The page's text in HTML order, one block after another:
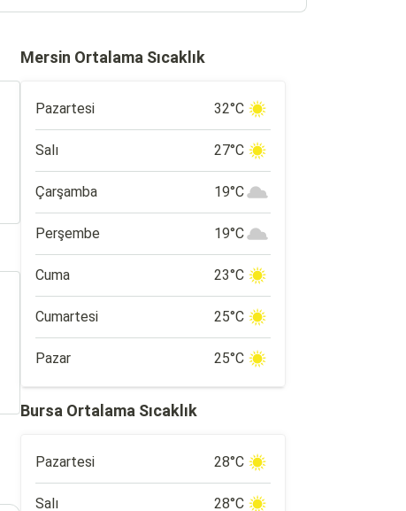
Mersin Ortalama Sıcaklık
Pazartesi 32°C
Salı 27°C
Çarşamba 19°C
Perşembe 19°C
Cuma 23°C
Cumartesi 25°C
Pazar 25°C
Bursa Ortalama Sıcaklık
Pazartesi 28°C
Salı 28°C